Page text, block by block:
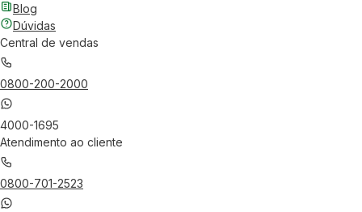
Blog
Dúvidas
Central de vendas
0800-200-2000
4000-1695
Atendimento ao cliente
0800-701-2523